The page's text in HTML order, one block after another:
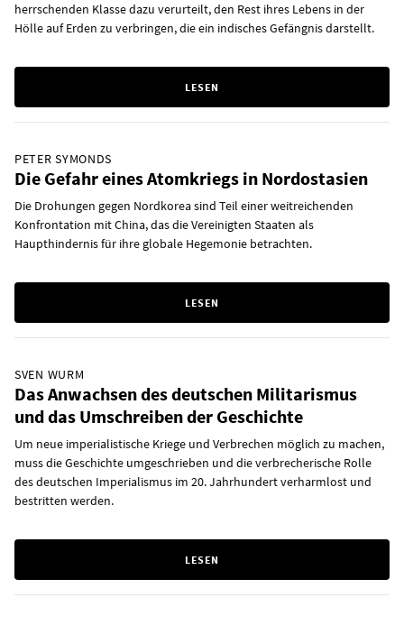
herrschenden Klasse dazu verurteilt, den Rest ihres Lebens in der
Hölle auf Erden zu verbringen, die ein indisches Gefängnis darstellt.
LESEN
PETER SYMONDS
Die Gefahr eines Atomkriegs in Nordostasien
Die Drohungen gegen Nordkorea sind Teil einer weitreichenden
Konfrontation mit China, das die Vereinigten Staaten als
Haupthindernis für ihre globale Hegemonie betrachten.
LESEN
SVEN WURM
Das Anwachsen des deutschen Militarismus
und das Umschreiben der Geschichte
Um neue imperialistische Kriege und Verbrechen möglich zu machen,
muss die Geschichte umgeschrieben und die verbrecherische Rolle
des deutschen Imperialismus im 20. Jahrhundert verharmlost und
bestritten werden.
LESEN